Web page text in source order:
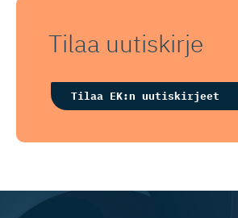
Tilaa uutiskirje
Tilaa EK:n uutiskirjeet